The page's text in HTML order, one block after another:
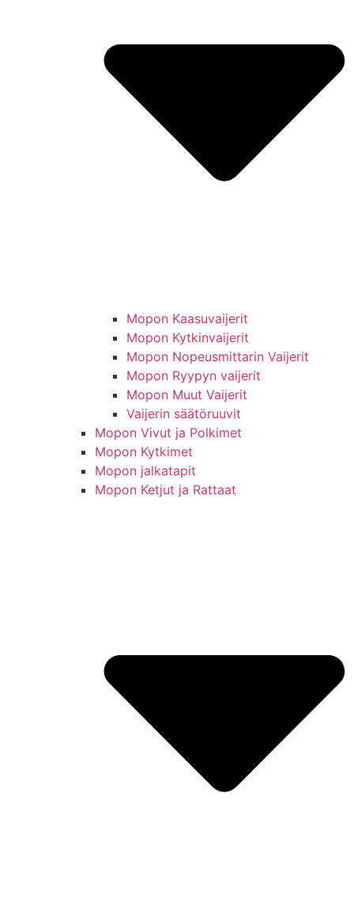
Mopon Kaasuvaijerit
Mopon Kytkinvaijerit
Mopon Nopeusmittarin Vaijerit
Mopon Ryypyn vaijerit
Mopon Muut Vaijerit
Vaijerin säätöruuvit
Mopon Vivut ja Polkimet
Mopon Kytkimet
Mopon jalkatapit
Mopon Ketjut ja Rattaat